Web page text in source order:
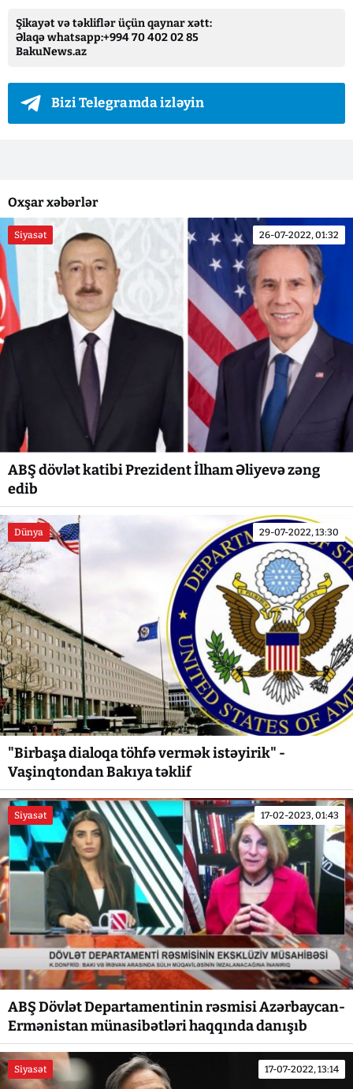
Şikayət və təkliflər üçün qaynar xətt:
Əlaqə whatsapp:+994 70 402 02 85
BakuNews.az
Bizi Telegramda izləyin
Oxşar xəbərlər
Siyasət 26-07-2022, 01:32
ABŞ dövlət katibi Prezident İlham Əliyevə zəng
edib
Dünya 29-07-2022, 13:30
"Birbaşa dialoqa töhfə vermək istəyirik" -
Vaşinqtondan Bakıya təklif
Siyasət 17-02-2023, 01:43
ABŞ Dövlət Departamentinin rəsmisi Azərbaycan-
Ermənistan münasibətləri haqqında danışıb
Siyasət 17-07-2022, 13:14